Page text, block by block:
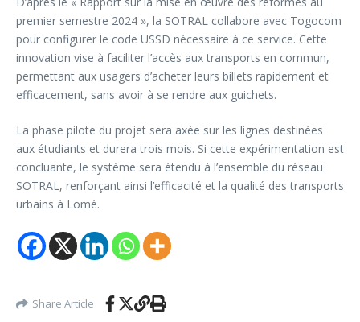
premier semestre 2024 », la SOTRAL collabore avec Togocom
pour configurer le code USSD nécessaire à ce service. Cette
innovation vise à faciliter l’accès aux transports en commun,
permettant aux usagers d’acheter leurs billets rapidement et
efficacement, sans avoir à se rendre aux guichets.
La phase pilote du projet sera axée sur les lignes destinées
aux étudiants et durera trois mois. Si cette expérimentation est
concluante, le système sera étendu à l’ensemble du réseau
SOTRAL, renforçant ainsi l’efficacité et la qualité des transports
urbains à Lomé.
Share Article